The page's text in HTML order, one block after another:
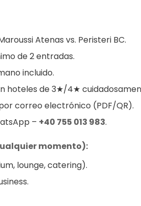
Atenas vs. Peristeri BC.
de 2 entradas.
incluido.
hoteles de 3★/4★
correo electrónico (PDF/QR).
– +40 755 013 983.
momento):
lounge, catering).